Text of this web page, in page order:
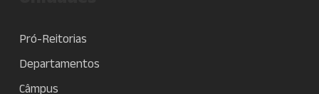
Pró-Reitorias
Departamentos
Câmpus